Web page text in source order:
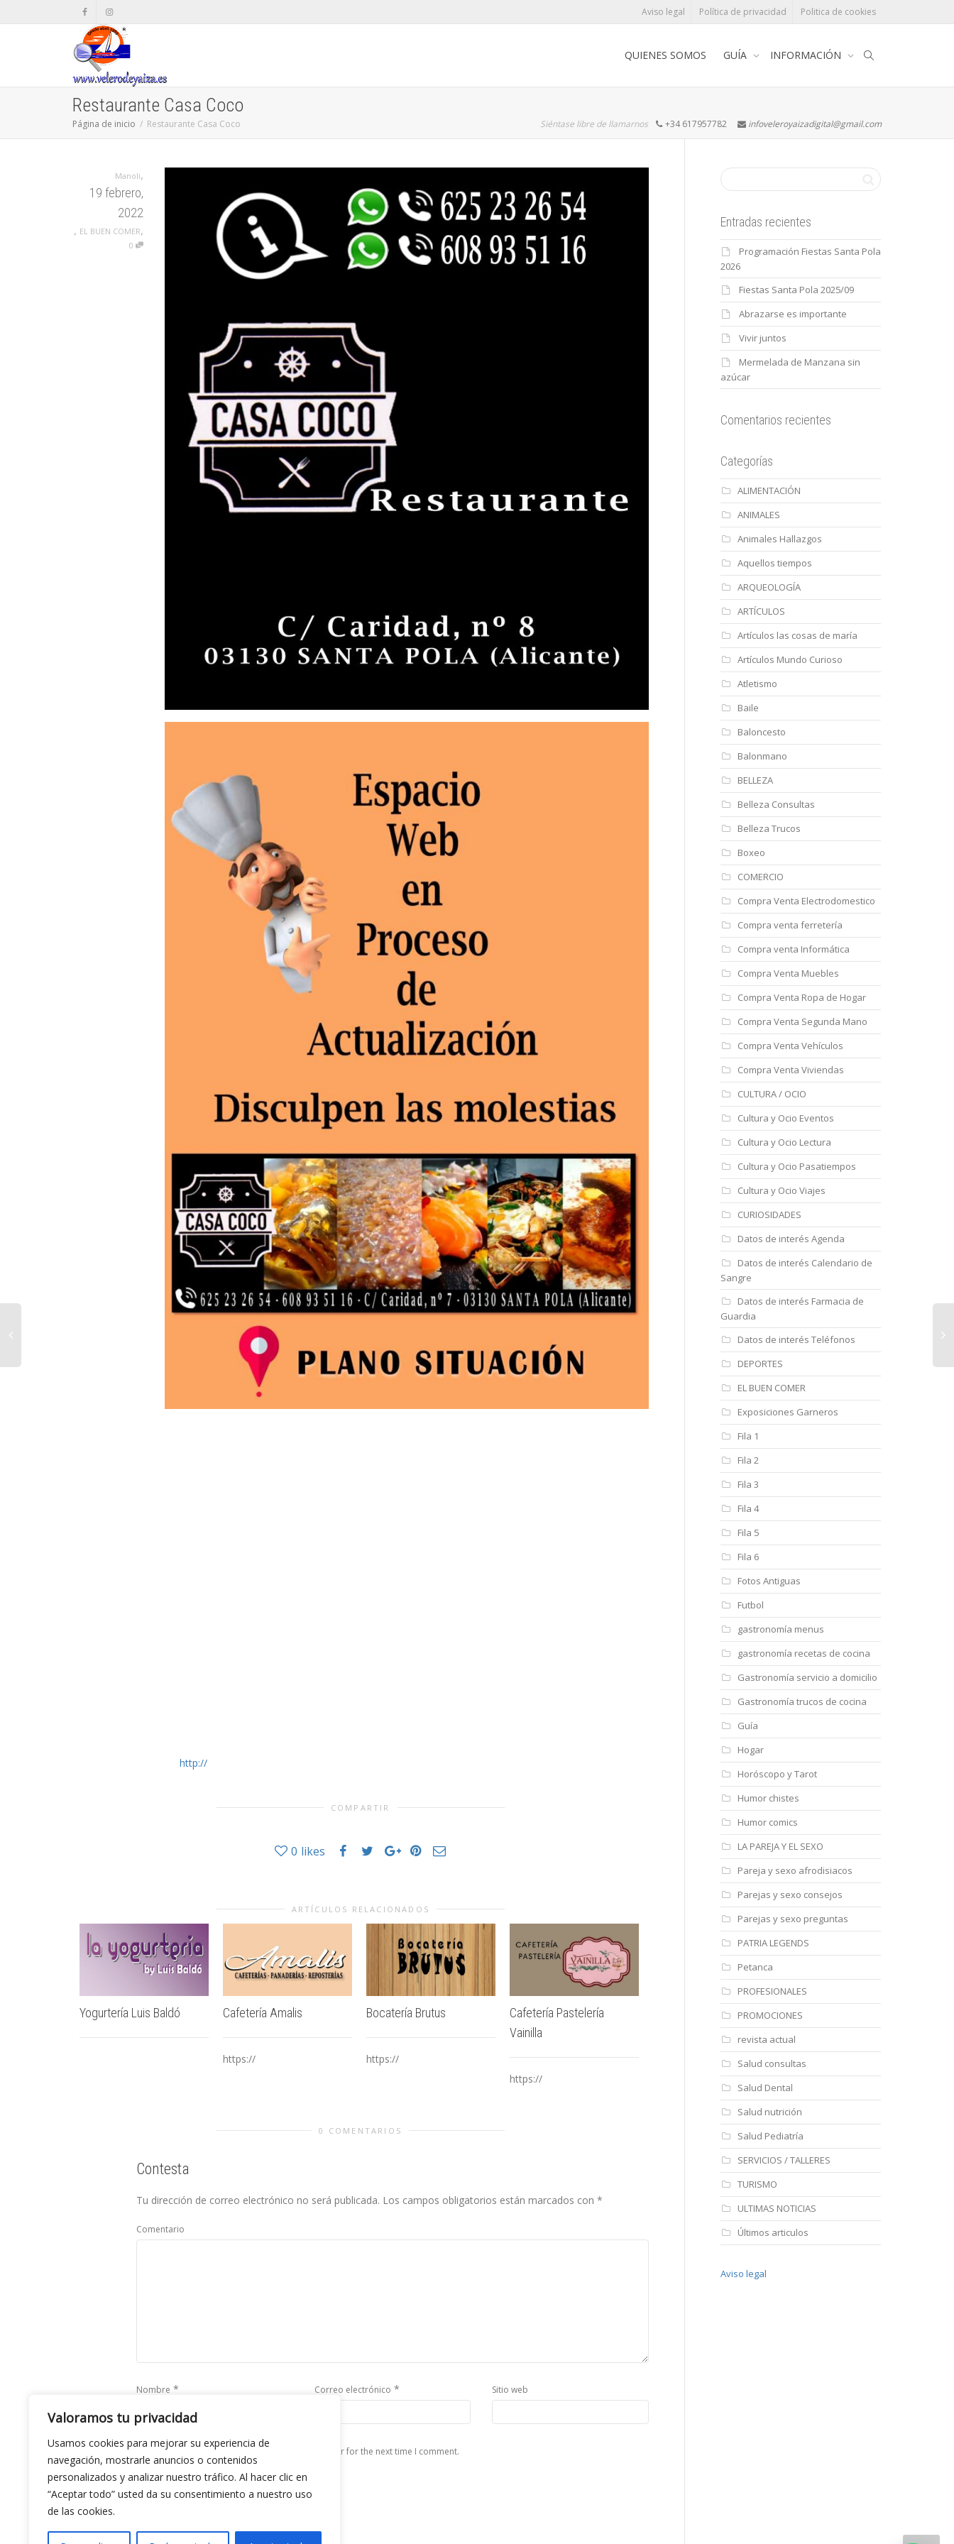
Valoramos tu privacidad
Usamos cookies para mejorar su experiencia de
navegación, mostrarle anuncios o contenidos
personalizados y analizar nuestro tráfico. Al hacer clic en
“Aceptar todo” usted da su consentimiento a nuestro uso
de las cookies.
Aviso legal Política de privacidad Politica de cookies
QUIENES SOMOS GUÍA INFORMACIÓN
Restaurante Casa Coco
Página de inicio Restaurante Casa Coco Siéntase libre de llamarnos +34 617957782 infoveleroyaizadigital@gmail.com
Manoli,
19 febrero,
2022
, EL BUEN COMER,
0
http://
COMPARTIR
0 likes
ARTÍCULOS RELACIONADOS
Yogurtería Luis Baldó Cafetería Amalis
https://
Bocatería Brutus
https://
Cafetería Pastelería
Vainilla
https://
Restaurante Xics Cisne
Restaurante La Nova
Siena
https://
0 COMENTARIOS
Contesta
Tu dirección de correo electrónico no será publicada. Los campos obligatorios están marcados con *
Comentario
Nombre * Correo electrónico * Sitio web
Save my name, email, and website in this browser for the next time I comment.
Entradas recientes
Programación Fiestas Santa Pola
2026
Fiestas Santa Pola 2025/09
Abrazarse es importante
Vivir juntos
Mermelada de Manzana sin
azúcar
Comentarios recientes
Categorías
ALIMENTACIÓN
ANIMALES
Animales Hallazgos
Aquellos tiempos
ARQUEOLOGÍA
ARTÍCULOS
Artículos las cosas de maría
Artículos Mundo Curioso
Atletismo
Baile
Baloncesto
Balonmano
BELLEZA
Belleza Consultas
Belleza Trucos
Boxeo
COMERCIO
Compra Venta Electrodomestico
Compra venta ferretería
Compra venta Informática
Compra Venta Muebles
Compra Venta Ropa de Hogar
Compra Venta Segunda Mano
Compra Venta Vehículos
Compra Venta Viviendas
CULTURA / OCIO
Cultura y Ocio Eventos
Cultura y Ocio Lectura
Cultura y Ocio Pasatiempos
Cultura y Ocio Viajes
CURIOSIDADES
Datos de interés Agenda
Datos de interés Calendario de
Sangre
Datos de interés Farmacia de
Guardia
Datos de interés Teléfonos
DEPORTES
EL BUEN COMER
Exposiciones Garneros
Fila 1
Fila 2
Fila 3
Fila 4
Fila 5
Fila 6
Fotos Antiguas
Futbol
gastronomía menus
gastronomía recetas de cocina
Gastronomía servicio a domicilio
Gastronomía trucos de cocina
Guía
Hogar
Horóscopo y Tarot
Humor chistes
Humor comics
LA PAREJA Y EL SEXO
Pareja y sexo afrodisiacos
Parejas y sexo consejos
Parejas y sexo preguntas
PATRIA LEGENDS
Petanca
PROFESIONALES
PROMOCIONES
revista actual
Salud consultas
Salud Dental
Salud nutrición
Salud Pediatría
SERVICIOS / TALLERES
TURISMO
ULTIMAS NOTICIAS
Últimos articulos
Aviso legal